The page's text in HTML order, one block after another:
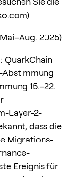
)
2025)
QuarkChain
15.–22.
Layer-2-
dass die
Migrations-
Ereignis für